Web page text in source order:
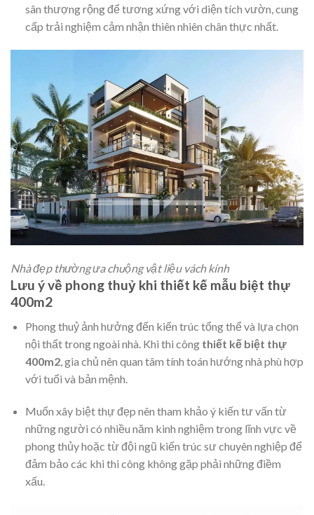
sân thượng rộng để tương xứng với diện tích vườn, cung
cấp trải nghiệm cảm nhận thiên nhiên chân thực nhất.
Nhà đẹp thường ưa chuộng vật liệu vách kính
Lưu ý về phong thuỷ khi thiết kế mẫu biệt thự
400m2
Phong thuỷ ảnh hưởng đến kiến trúc tổng thể và lựa chọn
nội thất trong ngoài nhà. Khi thi công thiết kế biệt thự
400m2, gia chủ nên quan tâm tính toán hướng nhà phù hợp
với tuổi và bản mệnh.
Muốn xây biệt thự đẹp nên tham khảo ý kiến tư vấn từ
những người có nhiều năm kinh nghiệm trong lĩnh vực về
phong thủy hoặc từ đội ngũ kiến trúc sư chuyên nghiệp để
đảm bảo các khi thi công không gặp phải những điềm
xấu.